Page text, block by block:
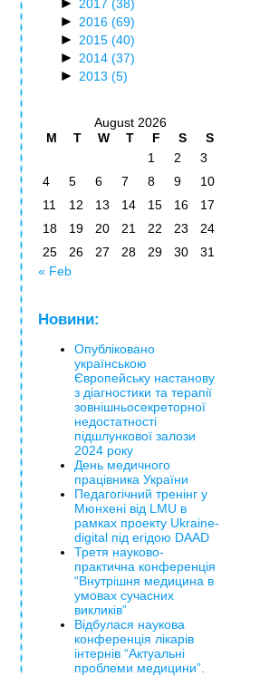
2017(38)
► 2016(69)
► 2015(40)
► 2014(37)
► 2013(5)
August 2026
M
T W T F S
S
1
2
3
4
5 6 7 8 9
10
11
12 13 14 15 16
17
18
19 20 21 22 23
24
25
26 27 28 29 30
31
« Feb
Новини:
Опубліковано
українською
Європейську настанову
з діагностики та терапії
зовнішньосекреторної
недостатності
підшлункової залози
2024 року
День медичного
працівника України
Педагогічний тренінг у
Мюнхені від LMU в
рамках проекту Ukraine-
digital під егідою DAAD
Третя науково-
практична конференція
“Внутрішня медицина в
умовах сучасних
викликів”
Відбулася наукова
конференція лікарів
інтернів “Актуальні
проблеми медицини”.